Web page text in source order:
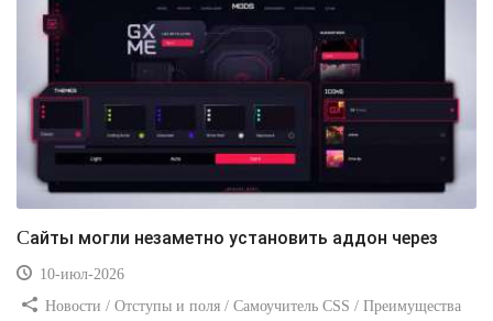
Сайты могли незаметно установить аддон через
10-июл-2026
Новости / Отступы и поля / Самоучитель CSS / Преимущества